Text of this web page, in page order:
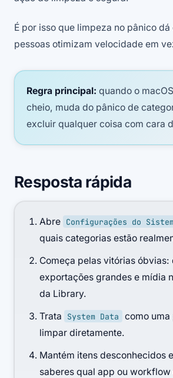
É por isso que limpeza no pânico
pessoas otimizam velocidade em
Regra principal: quando o
cheio, muda do pânico de
excluir qualquer coisa com cara
Resposta rápida
Abre Configurações do
quais categorias estão
Começa pelas vitórias
exportações grandes e mídia
da Library.
Trata
System Data
como uma
limpar diretamente.
Mantém itens desconhecidos
saberes qual app ou workflow